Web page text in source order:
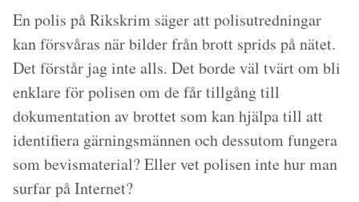
En polis på Rikskrim säger att polisutredningar
kan försvåras när bilder från brott sprids på nätet.
Det förstår jag inte alls. Det borde väl tvärt om bli
enklare för polisen om de får tillgång till
dokumentation av brottet som kan hjälpa till att
identifiera gärningsmännen och dessutom fungera
som bevismaterial? Eller vet polisen inte hur man
surfar på Internet?